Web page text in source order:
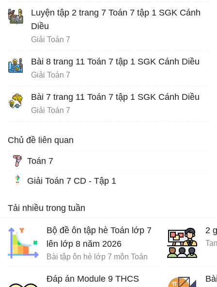
Luyện tập 2 trang 7 Toán 7 tập 1 SGK Cánh
Diều
Giải Toán 7
Bài 8 trang 11 Toán 7 tập 1 SGK Cánh Diều
Giải Toán 7
Bài 7 trang 11 Toán 7 tập 1 SGK Cánh Diều
Giải Toán 7
Chủ đề liên quan
Toán 7
Giải Toán 7 CD - Tập 1
Tải nhiều trong tuần
Bộ đề ôn tập hè Toán lớp 7
lên lớp 8 năm 2026
Bài tập ôn hè lớp 7 môn Toán
Đáp án Module 9 THCS
2